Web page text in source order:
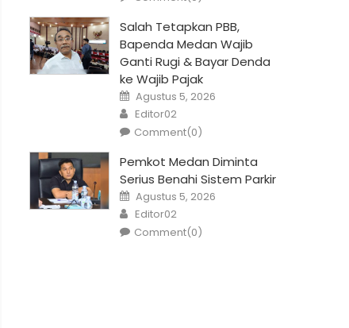
Salah Tetapkan PBB,
Bapenda Medan Wajib
Ganti Rugi & Bayar Denda
ke Wajib Pajak
Posted
on
Agustus 5, 2026
Author
Editor02
Comment(0)
Pemkot Medan Diminta
Serius Benahi Sistem Parkir
Posted
on
Agustus 5, 2026
Author
Editor02
Comment(0)